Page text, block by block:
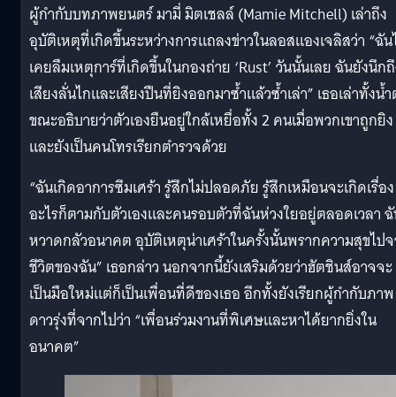
ผู้กำกับบทภาพยนตร์ มามี่ มิตเชลล์ (Mamie Mitchell) เล่าถึง
อุบัติเหตุที่เกิดขึ้นระหว่างการแถลงข่าวในลอสแองเจลิสว่า “ฉั
เคยลืมเหตุการ์ที่เกิดขึ้นในกองถ่าย ‘Rust’ วันนั้นเลย ฉันยังนึก
เสียงลั่นไกและเสียงปืนที่ยิงออกมาซ้ำแล้วซ้ำเล่า” เธอเล่าทั้งน้
ขณะอธิบายว่าตัวเองยืนอยู่ใกล้เหยื่อทั้ง 2 คนเมื่อพวกเขาถูกยิง
และยังเป็นคนโทรเรียกตำรวจด้วย
“ฉันเกิดอาการซึมเศร้า รู้สึกไม่ปลอดภัย รู้สึกเหมือนจะเกิดเรื่อง
อะไรก็ตามกับตัวเองและคนรอบตัวที่ฉันห่วงใยอยู่ตลอดเวลา
หวาดกลัวอนาคต อุบัติเหตุน่าเศร้าในครั้งนั้นพรากความสุขไป
ชีวิตของฉัน” เธอกล่าว นอกจากนี้ยังเสริมด้วยว่าฮัตชินส์อาจจะ
เป็นมือใหม่แต่ก็เป็นเพื่อนที่ดีของเธอ อีกทั้งยังเรียกผู้กำกับภาพ
ดาวรุ่งที่จากไปว่า “เพื่อนร่วมงานที่พิเศษและหาได้ยากยิ่งใน
อนาคต”